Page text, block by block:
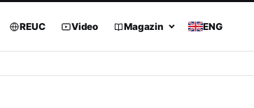
REUC Video Magazin ENG